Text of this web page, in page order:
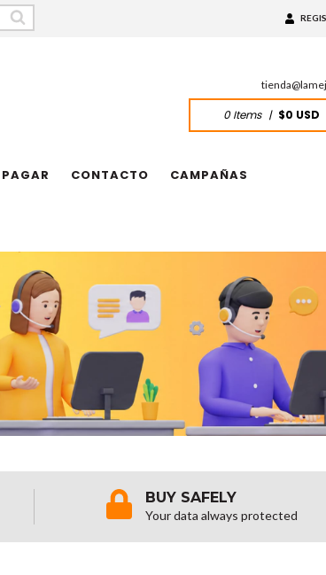
0Items | $0 USD
CONTACTO
CAMPAÑAS
BUY SAFELY
Your data always protected